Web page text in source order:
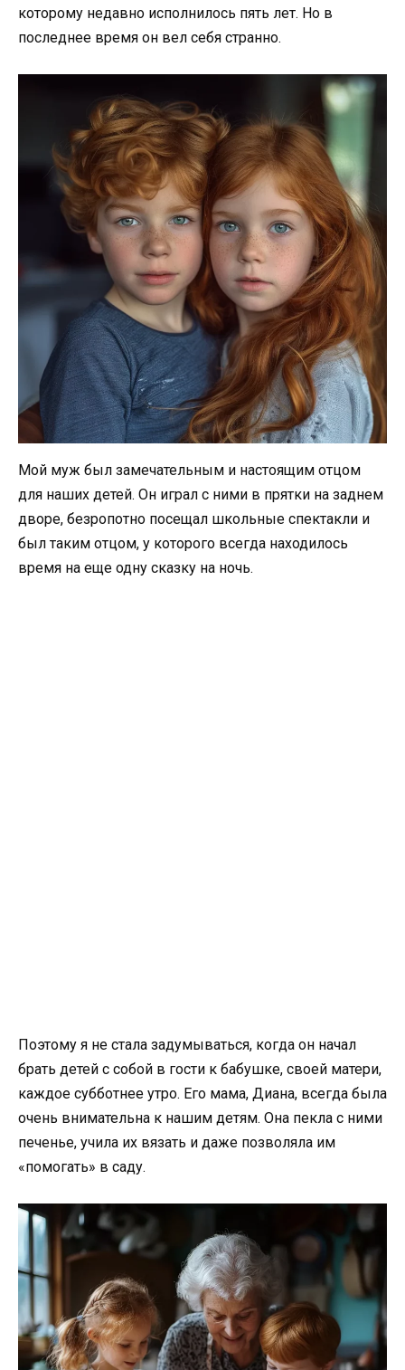
которому недавно исполнилось пять лет. Но в
последнее время он вел себя странно.
Мой муж был замечательным и настоящим отцом
для наших детей. Он играл с ними в прятки на заднем
дворе, безропотно посещал школьные спектакли и
был таким отцом, у которого всегда находилось
время на еще одну сказку на ночь.
Поэтому я не стала задумываться, когда он начал
брать детей с собой в гости к бабушке, своей матери,
каждое субботнее утро. Его мама, Диана, всегда была
очень внимательна к нашим детям. Она пекла с ними
печенье, учила их вязать и даже позволяла им
«помогать» в саду.